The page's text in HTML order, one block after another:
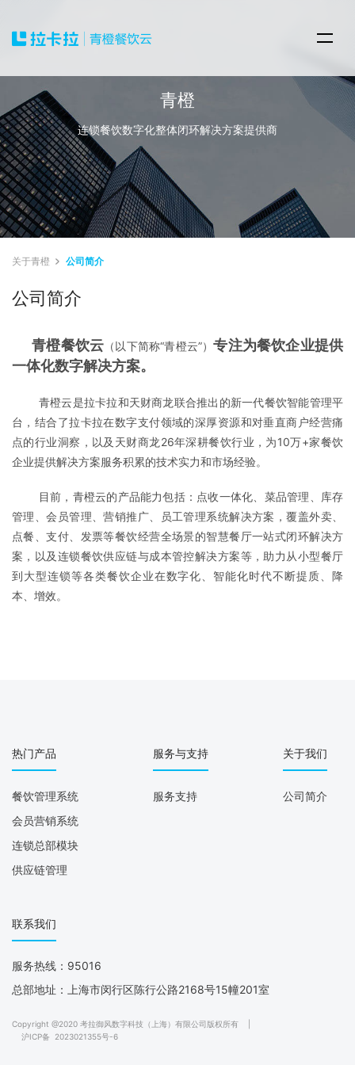
青橙
连锁餐饮数字化整体闭环解决方案提供商
关于青橙 公司简介
公司简介
青橙餐饮云 （以下简称“青橙云”）专注为餐饮企业提供
一体化数字解决方案。
青橙云是拉卡拉和天财商龙联合推出的新一代餐饮智能管理平
台，结合了拉卡拉在数字支付领域的深厚资源和对垂直商户经营痛
点的行业洞察，以及天财商龙26年深耕餐饮行业，为10万+家餐饮
企业提供解决方案服务积累的技术实力和市场经验。
目前，青橙云的产品能力包括：点收一体化、菜品管理、库存
管理、会员管理、营销推广、员工管理系统解决方案，覆盖外卖、
点餐、支付、发票等餐饮经营全场景的智慧餐厅一站式闭环解决方
案，以及连锁餐饮供应链与成本管控解决方案等，助力从小型餐厅
到大型连锁等各类餐饮企业在数字化、智能化时代不断提质、降
本、增效。
热门产品
餐饮管理系统
会员营销系统
连锁总部模块
供应链管理
服务与支持
服务支持
关于我们
公司简介
联系我们
服务热线：95016
总部地址：上海市闵行区陈行公路2168号15幢201室
Copyright @2020 考拉御风数字科技（上海）有限公司版权所有
沪ICP备
2023021355号-6